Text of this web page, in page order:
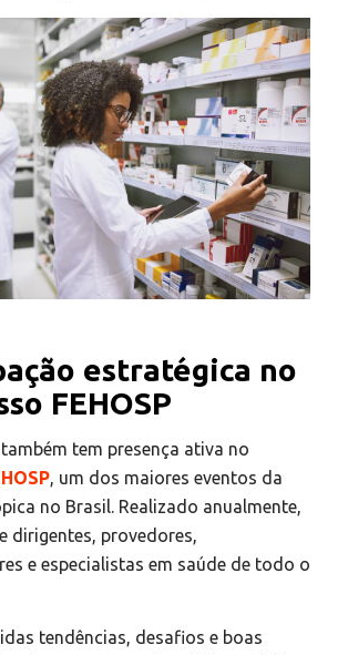
estratégica no
FEHOSP
tem presença ativa no
, um dos maiores eventos da
no Brasil. Realizado anualmente,
dirigentes, provedores,
e especialistas em saúde de todo o
tendências, desafios e boas